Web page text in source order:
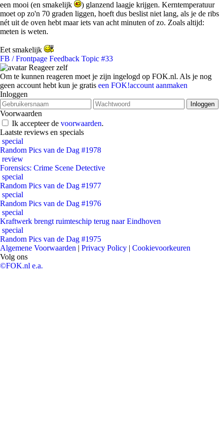
een mooi (en smakelijk
) glanzend laagje krijgen. Kerntemperatuur
moet op zo'n 70 graden liggen, hoeft dus beslist niet lang, als je de ribs
nét uit de oven hebt maar iets van acht minuten of zo. Zoals altijd:
meten is weten.
Eet smakelijk
FB / Frontpage Feedback Topic #33
Reageer zelf
Om te kunnen reageren moet je zijn ingelogd op FOK.nl. Als je nog
geen account hebt kun je gratis een FOK!account aanmaken
Inloggen
Voorwaarden
Ik accepteer de voorwaarden.
Laatste reviews en specials
special
Random Pics van de Dag #1978
review
Forensics: Crime Scene Detective
special
Random Pics van de Dag #1977
special
Random Pics van de Dag #1976
special
Kraftwerk brengt ruimteschip terug naar Eindhoven
special
Random Pics van de Dag #1975
Algemene Voorwaarden | Privacy Policy | Cookievoorkeuren
Volg ons
©FOK.nl e.a.